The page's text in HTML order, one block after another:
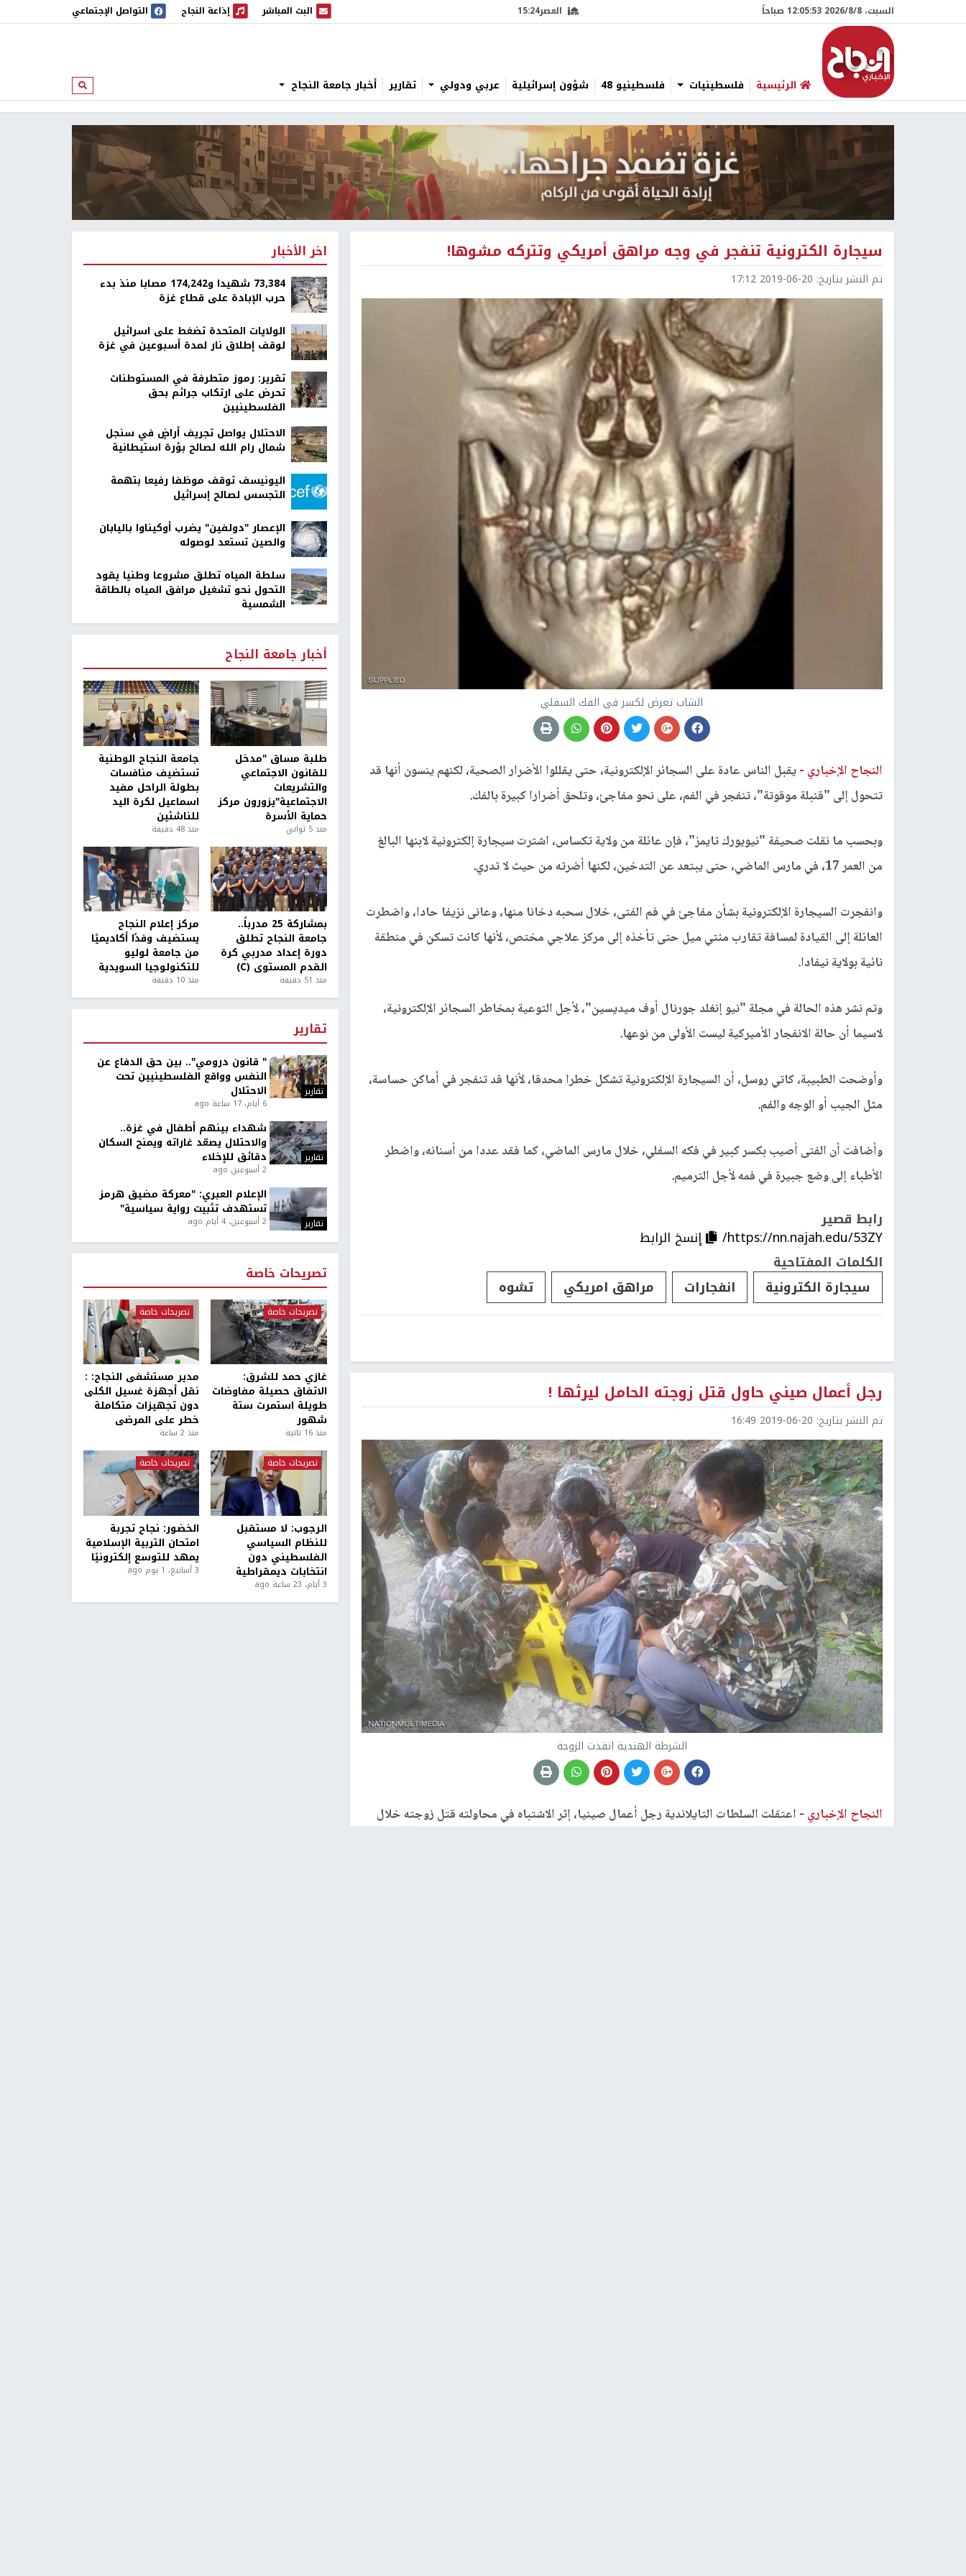
السبت، 8/‏8/‏2026 12:05:54 صباحاً العصر15:24 البث المباشر
البث المباشر إذاعة النجاح
إذاعة النجاح التواصل الإجتماعي
الرئيسية فلسطينيات فلسطينيو 48 شؤون إسرائيلية عربي ودولي تقارير أخبار جامعة النجاح ابحث
سيجارة الكترونية تنفجر في وجه مراهق أمريكي وتتركه مشوها!
تم النشر بتاريخ: 2019-06-20 17:12
الشاب تعرض لكسر في الفك السفلي
النجاح الإخباري -يقبل الناس عادة على السجائر الإلكترونية، حتى يقللوا الأضرار الصحية، لكنهم ينسون أنها قد
تتحول إلى "قنبلة موقوتة"، تنفجر في الفم، على نحو مفاجئ، وتلحق أضرارا كبيرة بالفك.
وبحسب ما نقلت صحيفة "نيويورك تايمز"، فإن عائلة من ولاية تكساس، اشترت سيجارة إلكترونية لابنها البالغ
من العمر 17، في مارس الماضي، حتى يبتعد عن التدخين، لكنها أضرته من حيث لا تدري.
وانفجرت السيجارة الإلكترونية بشأن مفاجئ في فم الفتى، خلال سحبه دخانا منها، وعانى نزيفا حادا، واضطرت
العائلة إلى القيادة لمسافة تقارب مئتي ميل حتى تأخذه إلى مركز علاجي مختص، لأنها كانت تسكن في منطقة
نائية بولاية نيفادا.
وتم نشر هذه الحالة في مجلة "نيو إنغلد جورنال أوف ميديسين"، لأجل التوعية بمخاطر السجائر الإلكترونية،
لاسيما أن حالة الانفجار الأميركية ليست الأولى من نوعها.
وأوضحت الطبيبة، كاتي روسل، أن السيجارة الإلكترونية تشكل خطرا محدقا، لأنها قد تنفجر في أماكن حساسة،
مثل الجيب أو الوجه والفم.
وأضافت أن الفتى أصيب بكسر كبير في فكه السفلي، خلال مارس الماضي، كما فقد عددا من أسنانه، واضطر
الأطباء إلى وضع جبيرة في فمه لأجل الترميم.
رابط قصير
https://nn.najah.edu/53ZY/
إنسخ الرابط
الكلمات المفتاحية
سيجارة الكترونية
انفجارات مراهق امريكي تشوه
رجل أعمال صيني حاول قتل زوجته الحامل ليرثها !
تم النشر بتاريخ: 2019-06-20 16:49
الشرطة الهندية انقذت الزوجة
النجاح الإخباري - اعتقلت السلطات التايلاندية رجل أعمال صينيا، إثر الاشتباه في محاولته قتل زوجته خلال
اخر الأخبار
73,384 شهيدا و174,242 مصابا منذ بدء
حرب الإبادة على قطاع غزة
الولايات المتحدة تضغط على اسرائيل
لوقف إطلاق نار لمدة أسبوعين في غزة
تقرير: رموز متطرفة في المستوطنات
تحرض على ارتكاب جرائم بحق
الفلسطينيين
الاحتلال يواصل تجريف أراضٍ في سنجل
شمال رام الله لصالح بؤرة استيطانية
اليونيسف توقف موظفا رفيعا بتهمة
التجسس لصالح إسرائيل
الإعصار "دولفين" يضرب أوكيناوا باليابان
والصين تستعد لوصوله
سلطة المياه تطلق مشروعا وطنيا يقود
التحول نحو تشغيل مرافق المياه بالطاقة
الشمسية
أخبار جامعة النجاح
طلبة مساق "مدخل
للقانون الاجتماعي
والتشريعات
الاجتماعية"يزورون مركز
حماية الأسرة
منذ 5 ثواني
جامعة النجاح الوطنية
تستضيف منافسات
بطولة الراحل مفيد
اسماعيل لكرة اليد
للناشئين
منذ 48 دقيقة
بمشاركة 25 مدرباً..
جامعة النجاح تطلق
دورة إعداد مدربي كرة
القدم المستوى (C)
منذ 51 دقيقة
مركز إعلام النجاح
يستضيف وفدًا أكاديميًا
من جامعة لوليو
للتكنولوجيا السويدية
منذ 10 دقيقة
تقارير
تقارير
" قانون درومي".. بين حق الدفاع عن
النفس وواقع الفلسطينيين تحت
الاحتلال
6 أيام، 17 ساعة ago
تقارير
شهداء بينهم أطفال في غزة..
والاحتلال يصعّد غاراته ويمنح السكان
دقائق للإخلاء
2 أسبوعين ago
تقارير
الإعلام العبري: "معركة مضيق هرمز
تستهدف تثبيت رواية سياسية"
2 أسبوعين، 4 أيام ago
تصريحات خاصة
تصريحات خاصة
غازي حمد للشرق:
الاتفاق حصيلة مفاوضات
طويلة استمرت ستة
شهور
منذ 16 ثانية
تصريحات خاصة
مدير مستشفى النجاح: :
نقل أجهزة غسيل الكلى
دون تجهيزات متكاملة
خطر على المرضى
منذ 2 ساعة
تصريحات خاصة
الرجوب: لا مستقبل
للنظام السياسي
الفلسطيني دون
انتخابات ديمقراطية
3 أيام، 23 ساعة ago
تصريحات خاصة
الخضور: نجاح تجربة
امتحان التربية الإسلامية
يمهد للتوسع إلكترونيًا
3 أسابيع، 1 يوم ago